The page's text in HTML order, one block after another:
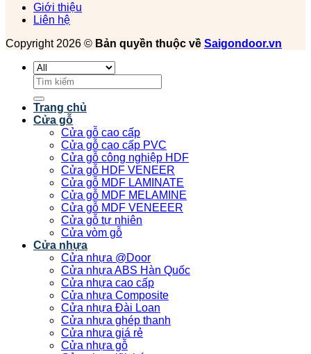
Giới thiệu
Liên hệ
Copyright 2026 © Bản quyền thuộc về Saigondoor.vn
Tìm
kiếm:
Trang chủ
Cửa gỗ
Cửa gỗ cao cấp
Cửa gỗ cao cấp PVC
Cửa gỗ công nghiệp HDF
Cửa gỗ HDF VENEER
Cửa gỗ MDF LAMINATE
Cửa gỗ MDF MELAMINE
Cửa gỗ MDF VENEEER
Cửa gỗ tự nhiên
Cửa vòm gỗ
Cửa nhựa
Cửa nhựa @Door
Cửa nhựa ABS Hàn Quốc
Cửa nhựa cao cấp
Cửa nhựa Composite
Cửa nhựa Đài Loan
Cửa nhựa ghép thanh
Cửa nhựa giá rẻ
Cửa nhựa gỗ